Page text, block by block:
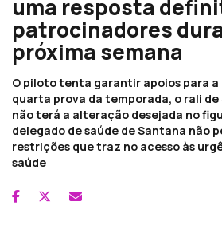
uma resposta
patrocinadores
próxima semana
O piloto tenta garantir apoios para
quarta prova da temporada, o rali
não terá a alteração desejada no
delegado de saúde de Santana não
restrições que traz no acesso às
saúde